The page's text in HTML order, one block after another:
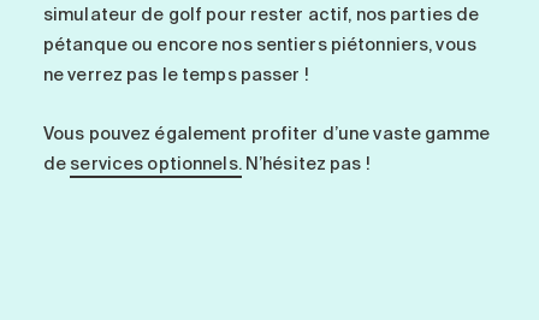
simulateur de golf pour rester actif, nos parties de
pétanque ou encore nos sentiers piétonniers, vous
ne verrez pas le temps passer !
Vous pouvez également profiter d’une vaste gamme
de services optionnels.N’hésitez pas !